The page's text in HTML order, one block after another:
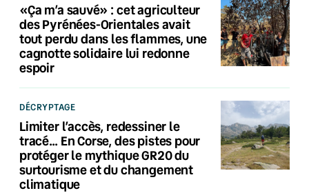
«Ça m’a sauvé» : cet agriculteur
des Pyrénées-Orientales avait
tout perdu dans les flammes, une
cagnotte solidaire lui redonne
espoir
DÉCRYPTAGE
Limiter l’accès, redessiner le
tracé… En Corse, des pistes pour
protéger le mythique GR20 du
surtourisme et du changement
climatique